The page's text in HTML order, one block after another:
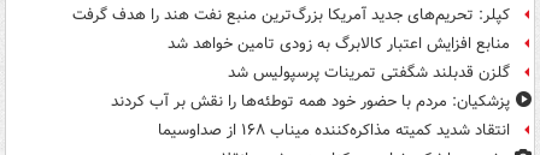
کپلر: تحریم‌های جدید آمریکا بزرگ‌ترین منبع نفت هند را هدف گرفت
منابع افزایش اعتبار کالابرگ به زودی تامین خواهد شد
گلزن قدبلند شگفتی تمرینات پرسپولیس شد
پزشکیان: مردم با حضور خود همه توطئه‌ها را نقش بر آب کردند
انتقاد شدید کمیته مذاکره‌کننده میناب ۱۶۸ از صداوسیما